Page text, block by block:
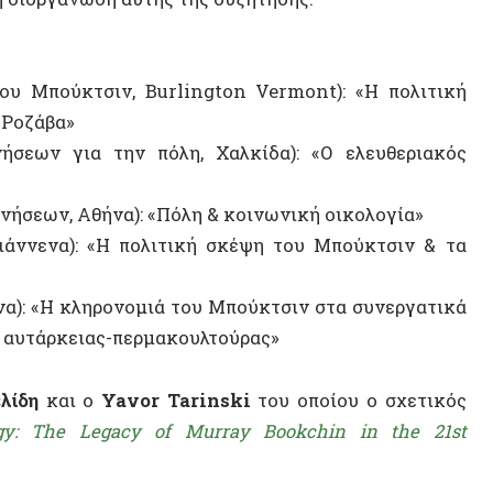
«Η πολιτική σκέψη του Μπούκτσιν & τα
του Μπούκτσιν στα συνεργατικά
περμακουλτούρας»
οYavor Tarinskiτου οποίου ο σχετικός
Legacy of Murray Bookchin in the 21st